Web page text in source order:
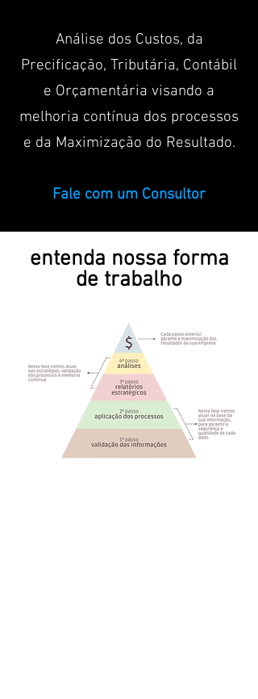
Análise dos Custos, da
Precificação, Tributária, Contábil
e Orçamentária visando a
melhoria contínua dos processos
e da Maximização do Resultado.
Fale com um Consultor
entenda nossa forma
de trabalho